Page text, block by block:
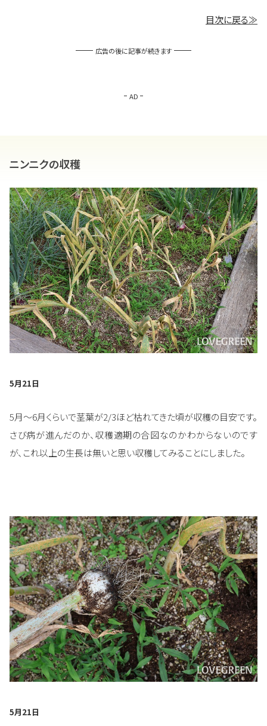
目次に戻る≫
広告の後に記事が続きます
AD
ニンニクの収穫
5月21日
5月～6月くらいで茎葉が2/3ほど枯れてきた頃が収穫の目安です。
さび病が進んだのか、収穫適期の合図なのかわからないのです
が、これ以上の生長は無いと思い収穫してみることにしました。
5月21日